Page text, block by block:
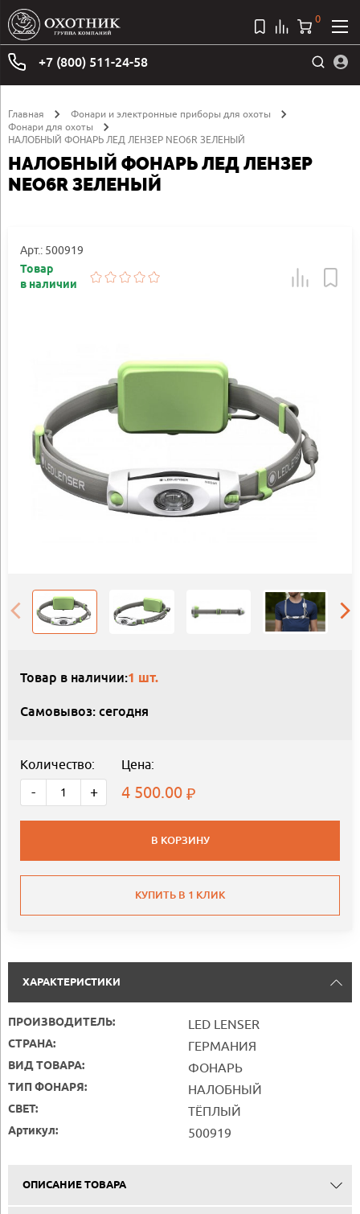
+7 (800) 511-24-58
0
Главная
Фонари и электронные приборы для охоты
Фонари для охоты
НАЛОБНЫЙ ФОНАРЬ ЛЕД ЛЕНЗЕР NEO6R ЗЕЛЕНЫЙ
НАЛОБНЫЙ ФОНАРЬ ЛЕД ЛЕНЗЕР
NEO6R ЗЕЛЕНЫЙ
Арт.: 500919
Товар
в наличии
Товар в наличии:1 шт.
Самовывоз: сегодня
Количество:
- +
Цена:
4 500.00
В КОРЗИНУ
КУПИТЬ В 1 КЛИК
ХАРАКТЕРИСТИКИ
ПРОИЗВОДИТЕЛЬ: LED LENSER
СТРАНА: ГЕРМАНИЯ
ВИД ТОВАРА: ФОНАРЬ
ТИП ФОНАРЯ: НАЛОБНЫЙ
СВЕТ: ТЁПЛЫЙ
Артикул: 500919
ОПИСАНИЕ ТОВАРА